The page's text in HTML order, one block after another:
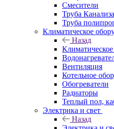
Смесители
Труба
Труба
Климатическое
Назад
Вентиляция
Котельное
Обогреватели
Радиаторы
Теплый пол,
Электрика и свет
Назад